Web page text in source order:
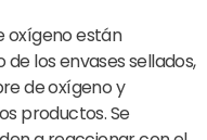
oxígeno están
los envases sellados,
de oxígeno y
productos. Se